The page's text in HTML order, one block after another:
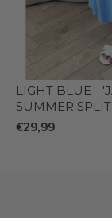
LIGHT BLUE -
SUMMER
€29,99